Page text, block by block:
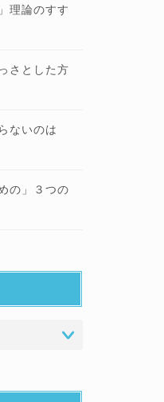
理論のすす
さとした方
ないのは
の」３つの